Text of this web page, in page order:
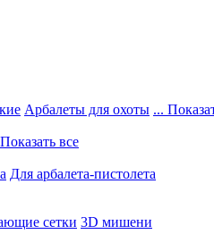
Арбалеты для охоты ...
все
Для арбалета-пистолета
сетки 3D мишени